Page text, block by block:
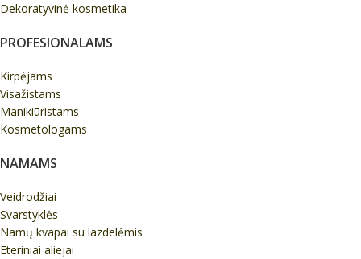
Dekoratyvinė kosmetika
PROFESIONALAMS
Kirpėjams
Visažistams
Manikiūristams
Kosmetologams
NAMAMS
Veidrodžiai
Svarstyklės
Namų kvapai su lazdelėmis
Eteriniai aliejai